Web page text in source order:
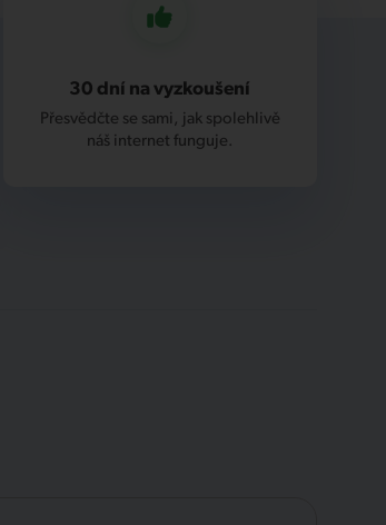
30 dní na vyzkoušení
Přesvědčte se sami, jak spolehlivě
náš internet funguje.